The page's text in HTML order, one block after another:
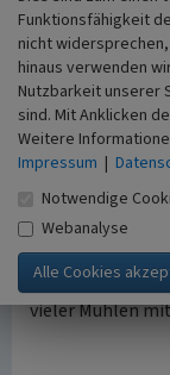
Papiermühle
Schleifkotten.
Steffen Jacobs
handelt sich um
schließlich zur
Weitere
Dombachmühle
Rheinischen
demonstrieren.
Sägemühlen
Grundsätzlich ist
vieler Mühlen
Funktionsfähigkeit
nicht
hinaus verwenden
Nutzbarkeit unserer
sind. Mit Anklicken
Weitere
Impressum |
Notwendige
Webanalyse